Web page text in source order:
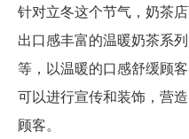
针对立冬这个节气，奶茶
出口感丰富的温暖奶茶系
等，以温暖的口感舒缓顾
可以进行宣传和装饰，营
顾客。